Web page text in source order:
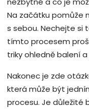
Na začátku pomůže
s sebou. Nechejte si
tímto procesem
triky ohledně balení
Nakonec je zde
která může být
procesu. Je důležité